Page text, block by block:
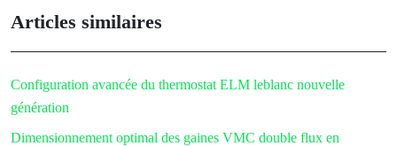
Articles similaires
Configuration avancée du thermostat ELM leblanc nouvelle
génération
Dimensionnement optimal des gaines VMC double flux en